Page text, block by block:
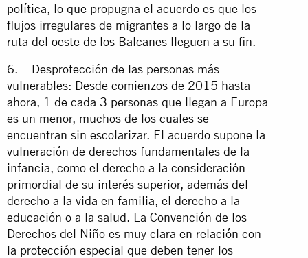
política, lo que propugna el acuerdo es que los
flujos irregulares de migrantes a lo largo de la
ruta del oeste de los Balcanes lleguen a su fin.
6. Desprotección de las personas más
vulnerables: Desde comienzos de 2015 hasta
ahora, 1 de cada 3 personas que llegan a Europa
es un menor, muchos de los cuales se
encuentran sin escolarizar. El acuerdo supone la
vulneración de derechos fundamentales de la
infancia, como el derecho a la consideración
primordial de su interés superior, además del
derecho a la vida en familia, el derecho a la
educación o a la salud. La Convención de los
Derechos del Niño es muy clara en relación con
la protección especial que deben tener los